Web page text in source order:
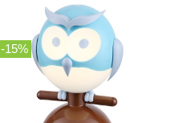
-15%